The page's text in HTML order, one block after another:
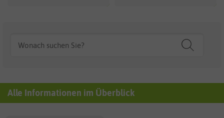
Alle Informationen im Überblick